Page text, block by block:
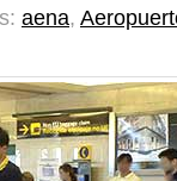
aena,